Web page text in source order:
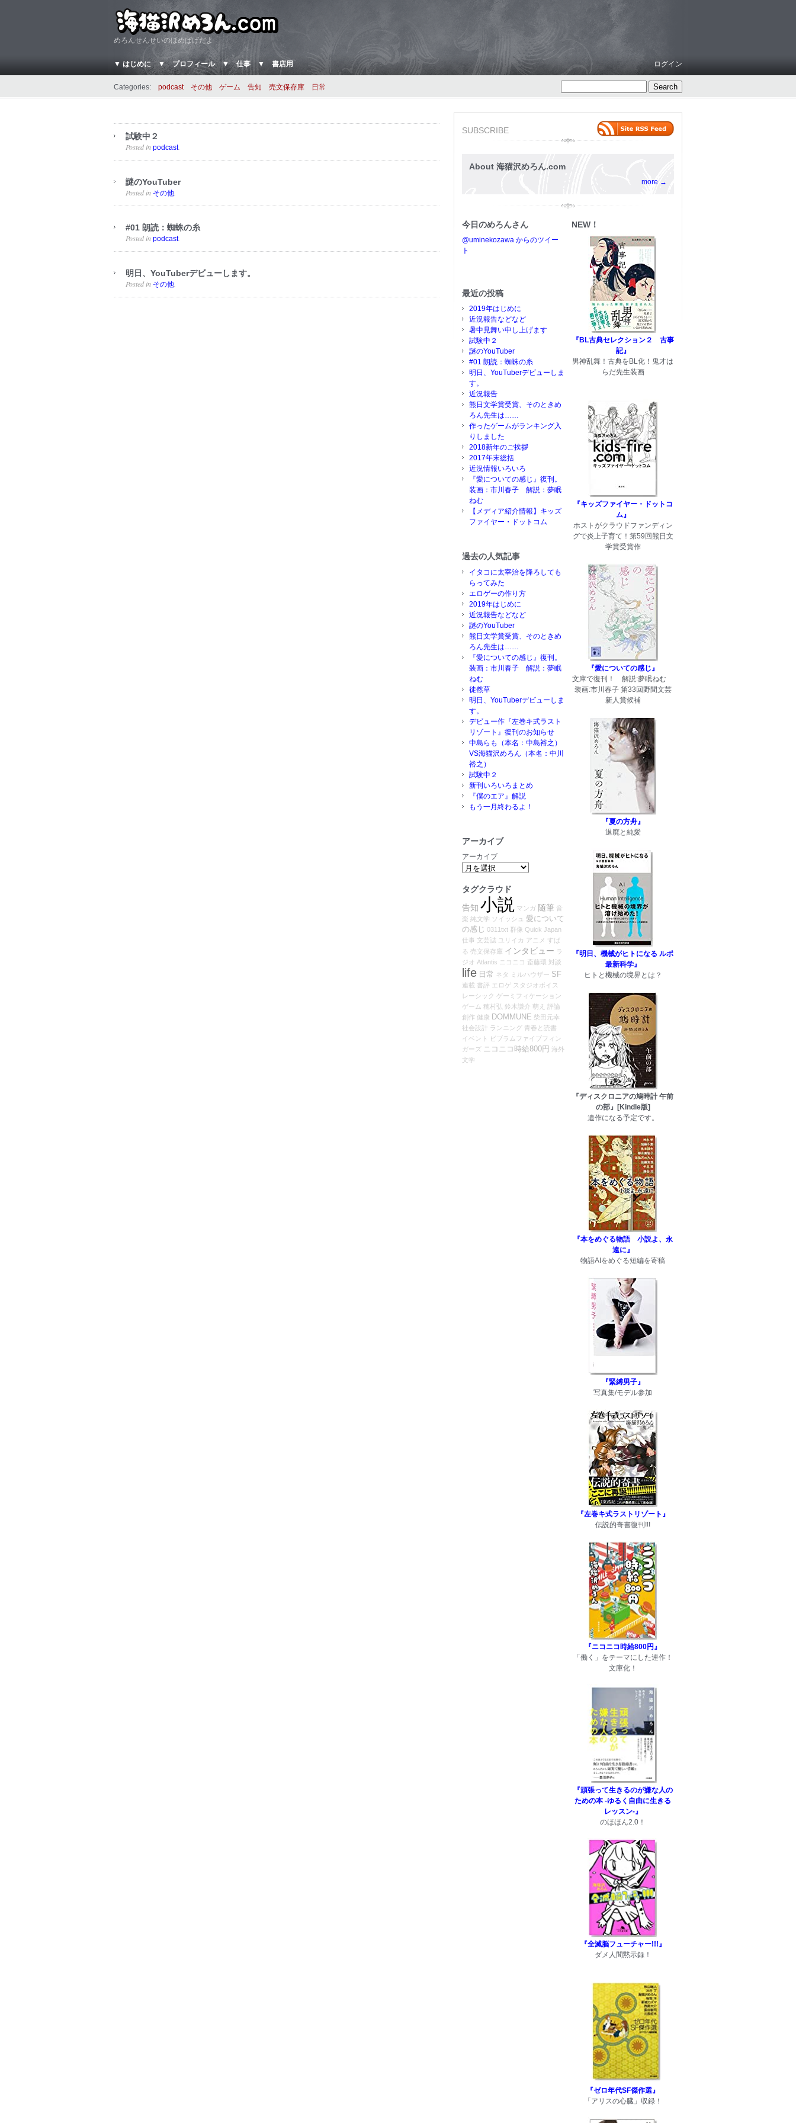
めろんせんせいのほめぱげだよ
▼ はじめに ▼ プロフィール ▼ 仕事 ▼ 書店用 ログイン
Categories: podcast その他 ゲーム 告知 売文保存庫 日常
試験中２
Posted in podcast.
謎のYouTuber
Posted in その他
#01 朗読：蜘蛛の糸
Posted in podcast.
明日、YouTuberデビューします。
Posted in その他
SUBSCRIBE
About 海猫沢めろん.com
more →
今日のめろんさん
@uminekozawa からのツイー
ト
最近の投稿
2019年はじめに
近況報告などなど
暑中見舞い申し上げます
試験中２
謎のYouTuber
#01 朗読：蜘蛛の糸
明日、YouTuberデビューしま
す。
近況報告
熊日文学賞受賞、そのときめ
ろん先生は……
作ったゲームがランキング入
りしました
2018新年のご挨拶
2017年末総括
近況情報いろいろ
『愛についての感じ』復刊。
装画：市川春子 解説：夢眠
ねむ
【メディア紹介情報】キッズ
ファイヤー・ドットコム
過去の人気記事
イタコに太宰治を降ろしても
らってみた
エロゲーの作り方
2019年はじめに
近況報告などなど
謎のYouTuber
熊日文学賞受賞、そのときめ
ろん先生は……
『愛についての感じ』復刊。
装画：市川春子 解説：夢眠
ねむ
徒然草
明日、YouTuberデビューしま
す。
デビュー作『左巻キ式ラスト
リゾート』復刊のお知らせ
中島らも（本名：中島裕之）
VS海猫沢めろん（本名：中川
裕之）
試験中２
新刊いろいろまとめ
『僕のエア』解説
もう一月終わるよ！
アーカイブ
アーカイブ
タグクラウド
告知 小説 マンガ 随筆 音
楽 純文学 ソイッシュ 愛について
の感じ 0311txt 群像 Quick Japan
仕事 文芸誌 ユリイカ アニメ すば
る 売文保存庫 インタビュー ラ
ジオ Atlantis ニコニコ 斎藤環 対談
life 日常 ネタ ミルハウザー SF
連載 書評 エロゲ スタジオボイス
レーシック ゲーミフィケーション
ゲーム 穂村弘 鈴木謙介 萌え 評論
創作 健康 DOMMUNE 柴田元幸
社会設計
ランニング 青春と読書
イベント
ビブラムファイブフィン
ガーズ ニコニコ時給800円 海外
文学
NEW！
『BL古典セレクション２ 古事
記』
男神乱舞！古典をBL化！鬼才は
らだ先生装画
『キッズファイヤー・ドットコ
ム』
ホストがクラウドファンディン
グで炎上子育て！第59回熊日文
学賞受賞作
『愛についての感じ』
文庫で復刊！ 解説:夢眠ねむ
装画:市川春子 第33回野間文芸
新人賞候補
『夏の方舟』
退廃と純愛
『明日、機械がヒトになる ルポ
最新科学』
ヒトと機械の境界とは？
『ディスクロニアの鳩時計 午前
の部』[Kindle版]
遺作になる予定です。
『本をめぐる物語 小説よ、永
遠に』
物語AIをめぐる短編を寄稿
『緊縛男子』
写真集/モデル参加
『左巻キ式ラストリゾート』
伝説的奇書復刊!!!
『ニコニコ時給800円』
「働く」をテーマにした連作！
文庫化！
『頑張って生きるのが嫌な人の
ための本 -ゆるく自由に生きる
レッスン-』
のほほん2.0！
『全滅脳フューチャー!!!』
ダメ人間黙示録！
『ゼロ年代SF傑作選』
「アリスの心臓」収録！